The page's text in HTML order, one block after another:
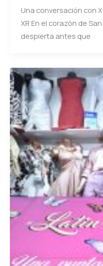
Una conversación con
XR En el corazón de
despierta antes que